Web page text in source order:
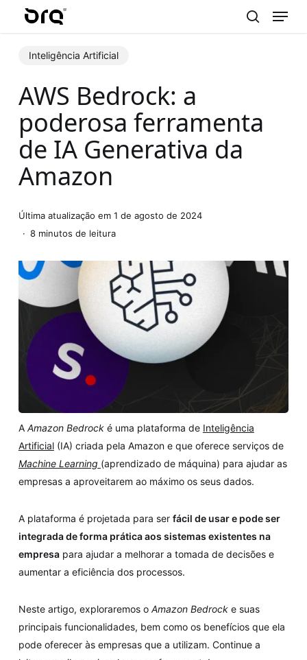
content
Menu
Inteligência Artificial
AWS Bedrock: a
poderosa ferramenta
de IA Generativa da
Amazon
Última atualização em 1 de agosto de 2024
8 minutos de leitura
A Amazon Bedrocké uma plataforma de Inteligência
Artificial(IA) criada pela Amazon e que oferece serviços de
Machine Learning (aprendizado de máquina) para ajudar as
empresas a aproveitarem ao máximo os seus dados.
A plataforma é projetada para ser fácil de usar e pode ser
integrada de forma prática aos sistemas existentes na
empresapara ajudar a melhorar a tomada de decisões e
aumentar a eficiência dos processos.
Neste artigo, exploraremos o Amazon Bedrocke suas
principais funcionalidades, bem como os benefícios que ela
pode oferecer às empresas que a utilizam. Continue a